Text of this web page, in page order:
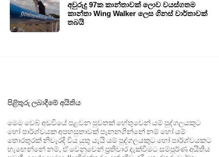
අවුරුදු 97ක කාන්තාවක් ලොව වයස්ගතම
කාන්තා Wing Walker ලෙස ගිනස් වාර්තාවක්
තබයි
පිළිතුරු ලබාදීමේ අයිතිය
මෙම වෙබ් අඩවියේ පළවන පුවතක් හේතුවෙන් යම් පුද්ගලයකුට
හෝ පාර්ශ්වයක අපහසුතාවක් පැනනගින්නේ නම් හෝ යම්
තොරතුරක් නිවැරදි විය යුතු යැයි යම් පුද්ගලයකුට හෝ පාර්ශ්වයකට
හැඟෙන්නේ නම්, ඒ වෙනුවෙන් ප්‍රතිචාර දැක්වීමට සම්පූර්ණ අයිතිය